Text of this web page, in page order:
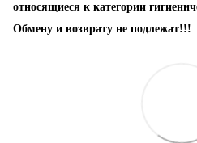
относящиеся к категории
Обмену и возврату не подлежат!!!